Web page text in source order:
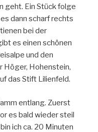
geht. Ein Stück folge
dann scharf rechts
bei der
es einen schönen
und den
Höger, Hohenstein,
das Stift Lilienfeld.
entlang. Zuerst
es bald wieder steil
ich ca. 20 Minuten